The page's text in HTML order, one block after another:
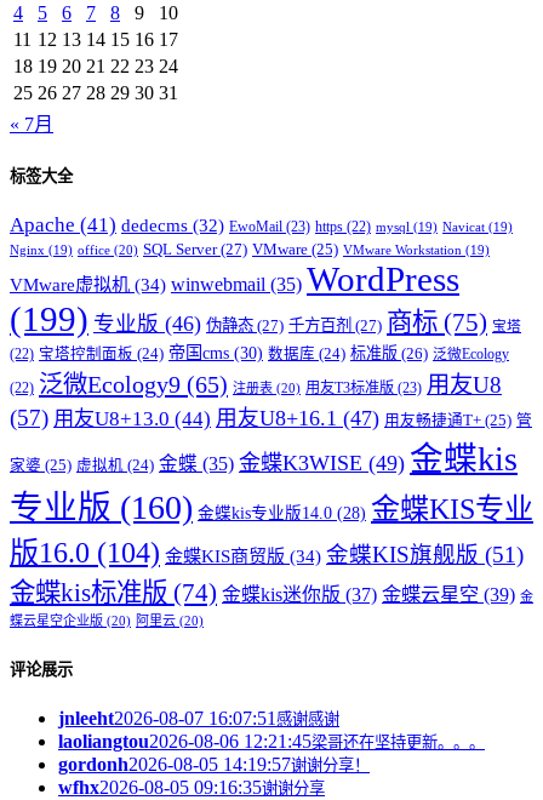
4
5 6 7 8 9
10
11 12 13 14 15 16 17
18 19 20 21 22 23 24
25 26 27 28 29 30 31
« 7月
标签大全
Apache (41) dedecms (32) EwoMail (23) https (22) mysql (19) Navicat (19)
Nginx (19) office (20) SQL Server(27) VMware (25) VMware Workstation (19)
VMware虚拟机 (34) winwebmail (35) WordPress
(199) 专业版 (46) 伪静态 (27) 千方百剂 (27) 商标 (75) 宝塔
(22) 宝塔控制面板 (24) 帝国cms (30) 数据库 (24) 标准版 (26) 泛微Ecology
(22) 泛微Ecology9 (65) 注册表 (20) 用友T3标准版 (23) 用友U8
(57) 用友U8+13.0 (44) 用友U8+16.1 (47) 用友畅捷通T+ (25) 管
家婆 (25) 虚拟机 (24) 金蝶 (35) 金蝶K3WISE (49) 金蝶kis
专业版 (160) 金蝶kis专业版14.0 (28) 金蝶KIS专业
版16.0 (104) 金蝶KIS商贸版 (34) 金蝶KIS旗舰版 (51)
金蝶kis标准版 (74) 金蝶kis迷你版 (37) 金蝶云星空 (39) 金
蝶云星空企业版 (20) 阿里云 (20)
评论展示
jnleeht2026-08-07 16:07:51 感谢感谢
laoliangtou2026-08-06 12:21:45梁哥还在坚持更新。。。
gordonh2026-08-05 14:19:57谢谢分享！
wfhx2026-08-05 09:16:35谢谢分享